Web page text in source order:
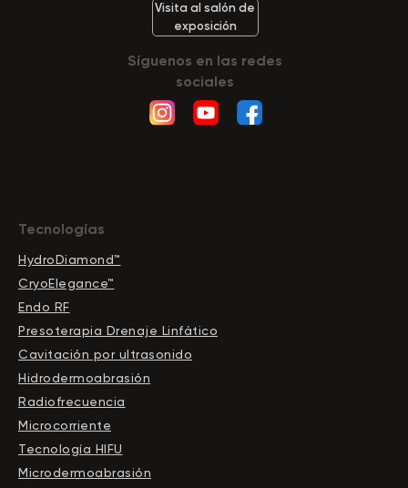
Visita al salón de
exposición
Síguenos en las redes
sociales
Tecnologías
HydroDiamond™
CryoElegance™
Endo RF
Presoterapia Drenaje Linfático
Cavitación por ultrasonido
Hidrodermoabrasión
Radiofrecuencia
Microcorriente
Tecnología HIFU
Microdermoabrasión